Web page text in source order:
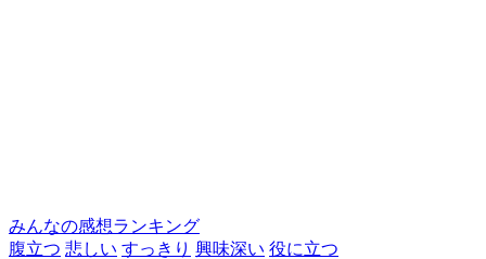
みんなの感想ランキング
腹立つ 悲しい すっきり 興味深い 役に立つ